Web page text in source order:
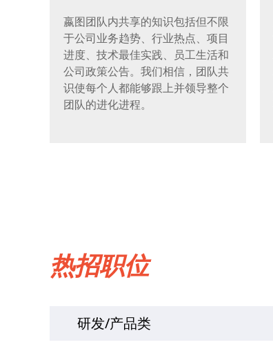
嬴图团队内共享的知识包括但不限
于公司业务趋势、行业热点、项目
进度、技术最佳实践、员工生活和
公司政策公告。我们相信，团队共
识使每个人都能够跟上并领导整个
团队的进化进程。
热招职位
研发/产品类